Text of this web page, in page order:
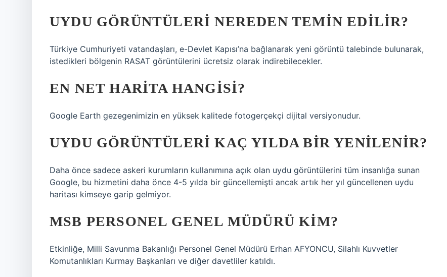
UYDU GÖRÜNTÜLERI NEREDEN TEMIN EDILIR?
Türkiye Cumhuriyeti vatandaşları, e-Devlet Kapısı’na bağlanarak yeni görüntü talebinde bulunarak,
istedikleri bölgenin RASAT görüntülerini ücretsiz olarak indirebilecekler.
EN NET HARITA HANGISI?
Google Earth gezegenimizin en yüksek kalitede fotogerçekçi dijital versiyonudur.
UYDU GÖRÜNTÜLERI KAÇ YILDA BIR YENILENIR?
Daha önce sadece askeri kurumların kullanımına açık olan uydu görüntülerini tüm insanlığa sunan
Google, bu hizmetini daha önce 4-5 yılda bir güncellemişti ancak artık her yıl güncellenen uydu
haritası kimseye garip gelmiyor.
MSB PERSONEL GENEL MÜDÜRÜ KIM?
Etkinliğe, Milli Savunma Bakanlığı Personel Genel Müdürü Erhan AFYONCU, Silahlı Kuvvetler
Komutanlıkları Kurmay Başkanları ve diğer davetliler katıldı.